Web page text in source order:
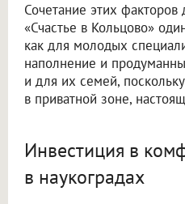
Сочетание этих
«Счастье в Кольцово»
как для молодых
наполнение и
и для их семей,
в приватной зоне,
Инвестиция в
в наукоградах